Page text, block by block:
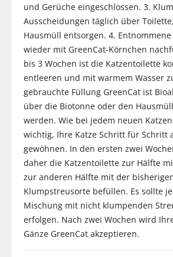
und Gerüche eingeschlossen. 3.
Ausscheidungen täglich über
Hausmüll entsorgen. 4.
wieder mit GreenCat-Körnchen
bis 3 Wochen ist die Katzentoilette
entleeren und mit warmem Wasser
gebrauchte Füllung GreenCat ist
über die Biotonne oder den
werden. Wie bei jedem neuen
wichtig, Ihre Katze Schritt für Schritt
gewöhnen. In den ersten zwei
daher die Katzentoilette zur Hälfte
zur anderen Hälfte mit der
Klumpstreusorte befüllen. Es sollte
Mischung mit nicht klumpenden
erfolgen. Nach zwei Wochen wird
Gänze GreenCat akzeptieren.